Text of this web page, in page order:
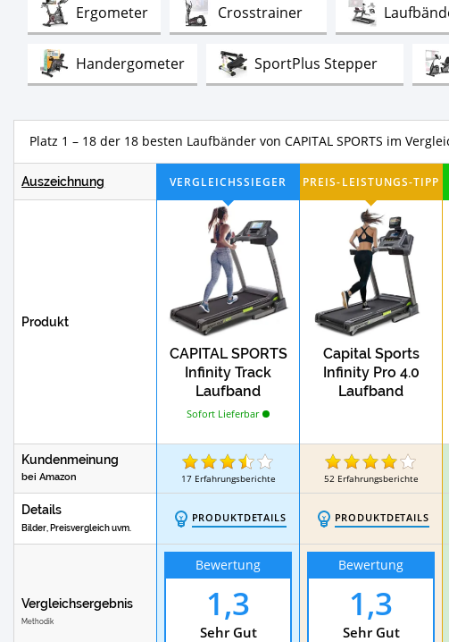
ErgometerTest CrosstrainerTest
HandergometerTest SportPlus StepperTest
klappbare HeimtrainerTest klappbare
CAPITAL SPORTS LaufbänderTest Walking
Platz 1 – 7 der 18 besten Laufbänder von
Auszeichnung
Produkt
CAPITAL SPORTS
Infinity Track
Laufband
Sofort Lieferbar
Capital Sports
Infinity Pro 4.0
Laufband
Kundenmeinung
bei Amazon 17 Erfahrungsberichte 52 Erfahrungsberichte
Details
Bilder, Preisvergleich uvm.
PRODUKTDETAILS PRODUKTDETAILS
Vergleichsergebnis
Methodik
Bewertung
1,3
Sehr Gut
Bewertung
1,3
Sehr Gut